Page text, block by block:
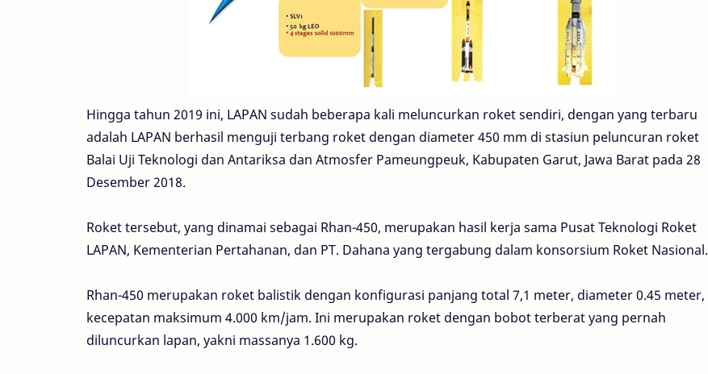
Hingga tahun 2019 ini, LAPAN sudah beberapa kali meluncurkan roket sendiri, dengan yang terbaru
adalah LAPAN berhasil menguji terbang roket dengan diameter 450 mm di stasiun peluncuran roket
Balai Uji Teknologi dan Antariksa dan Atmosfer Pameungpeuk, Kabupaten Garut, Jawa Barat pada 28
Desember 2018.
Roket tersebut, yang dinamai sebagai Rhan-450, merupakan hasil kerja sama Pusat Teknologi Roket
LAPAN, Kementerian Pertahanan, dan PT. Dahana yang tergabung dalam konsorsium Roket Nasional.
Rhan-450 merupakan roket balistik dengan konfigurasi panjang total 7,1 meter, diameter 0.45 meter,
kecepatan maksimum 4.000 km/jam. Ini merupakan roket dengan bobot terberat yang pernah
diluncurkan lapan, yakni massanya 1.600 kg.